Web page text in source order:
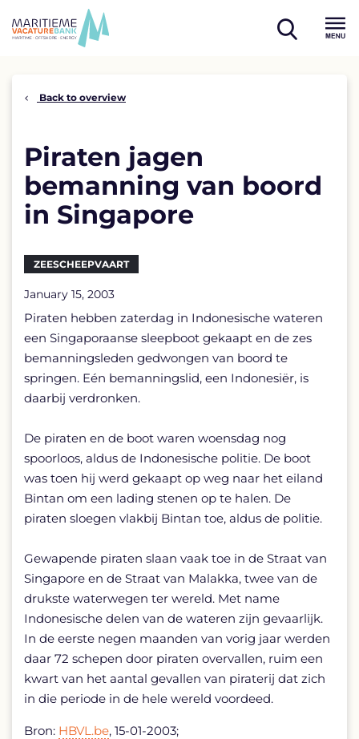
open
Back to overview
Piraten jagen
bemanning van boord
in Singapore
ZEESCHEEPVAART
January 15, 2003
Piraten hebben zaterdag in Indonesische wateren
een Singaporaanse sleepboot gekaapt en de zes
bemanningsleden gedwongen van boord te
springen. Eén bemanningslid, een Indonesiër, is
daarbij verdronken.
De piraten en de boot waren woensdag nog
spoorloos, aldus de Indonesische politie. De boot
was toen hij werd gekaapt op weg naar het eiland
Bintan om een lading stenen op te halen. De
piraten sloegen vlakbij Bintan toe, aldus de politie.
Gewapende piraten slaan vaak toe in de Straat van
Singapore en de Straat van Malakka, twee van de
drukste waterwegen ter wereld. Met name
Indonesische delen van de wateren zijn gevaarlijk.
In de eerste negen maanden van vorig jaar werden
daar 72 schepen door piraten overvallen, ruim een
kwart van het aantal gevallen van piraterij dat zich
in die periode in de hele wereld voordeed.
Bron: HBVL.be, 15-01-2003;